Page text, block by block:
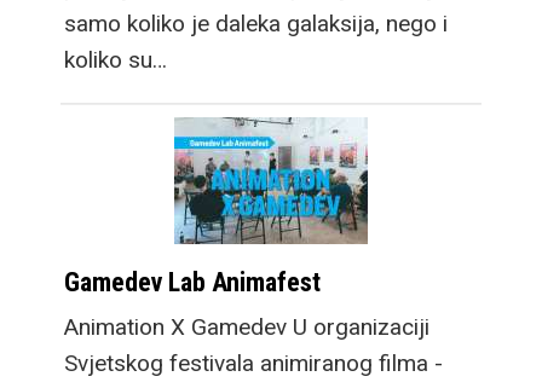
samo koliko je daleka galaksija, nego i
koliko su…
Gamedev Lab Animafest
Animation X Gamedev U organizaciji
Svjetskog festivala animiranog filma -